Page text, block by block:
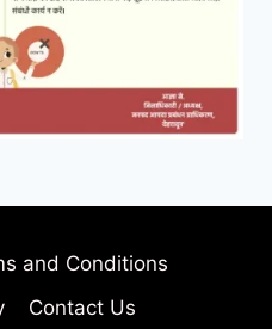
and Conditions
Contact Us